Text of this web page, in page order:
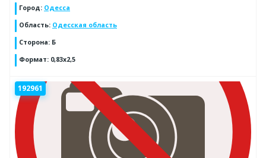
Город: Одесса
Область: Одесская область
Сторона: Б
Формат: 0,83х2,5
192961